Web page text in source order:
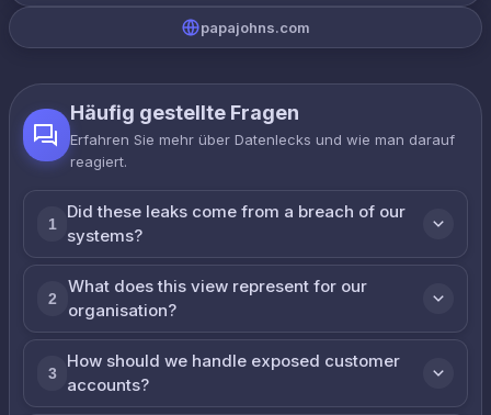
papajohns.com
Häufig gestellte Fragen
Erfahren Sie mehr über Datenlecks und wie man darauf
reagiert.
1
Did these leaks come from a breach of our
systems?
2
What does this view represent for our
organisation?
3
How should we handle exposed customer
accounts?